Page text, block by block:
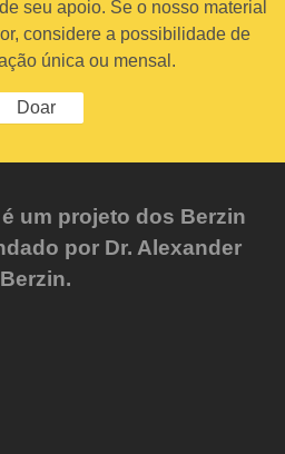
seu apoio. Se o nosso material
considere a possibilidade de
única ou mensal.
Doar
um projeto dos Berzin
por Dr. Alexander
Berzin.